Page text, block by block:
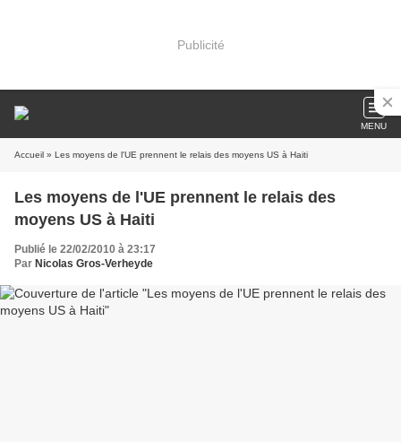
Publicité
MENU
Accueil » Les moyens de l'UE prennent le relais des moyens US à Haiti
Les moyens de l'UE prennent le relais des
moyens US à Haiti
Publié le 22/02/2010 à 23:17
Par Nicolas Gros-Verheyde